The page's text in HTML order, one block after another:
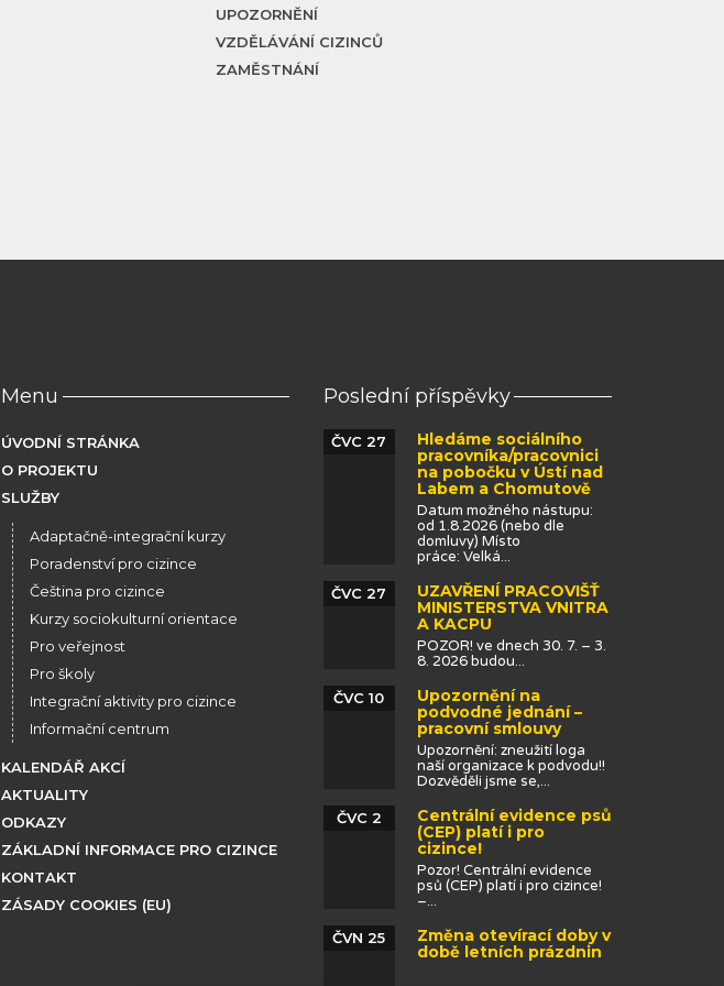
UPOZORNĚNÍ
VZDĚLÁVÁNÍ CIZINCŮ
ZAMĚSTNÁNÍ
Menu
ÚVODNÍ STRÁNKA
O PROJEKTU
SLUŽBY
Adaptačně-integrační kurzy
Poradenství pro cizince
Čeština pro cizince
Kurzy sociokulturní orientace
Pro veřejnost
Pro školy
Integrační aktivity pro cizince
Informační centrum
KALENDÁŘ AKCÍ
AKTUALITY
ODKAZY
ZÁKLADNÍ INFORMACE PRO CIZINCE
KONTAKT
ZÁSADY COOKIES (EU)
Poslední příspěvky
Hledáme sociálního
pracovníka/pracovnici
na pobočku v Ústí nad
Labem a Chomutově
ČVC 27
Datum možného nástupu:
od 1.8.2026 (nebo dle
domluvy) Místo
práce: Velká...
UZAVŘENÍ PRACOVIŠŤ
MINISTERSTVA VNITRA
A KACPU
ČVC 27
POZOR! ve dnech 30. 7. – 3.
8. 2026 budou...
Upozornění na
podvodné jednání –
pracovní smlouvy
ČVC 10
Upozornění: zneužití loga
naší organizace k podvodu!!
Dozvěděli jsme se,...
Centrální evidence psů
(CEP) platí i pro
cizince!
ČVC 2
Pozor! Centrální evidence
psů (CEP) platí i pro cizince!
–...
Změna otevírací doby v
době letních prázdnin
ČVN 25